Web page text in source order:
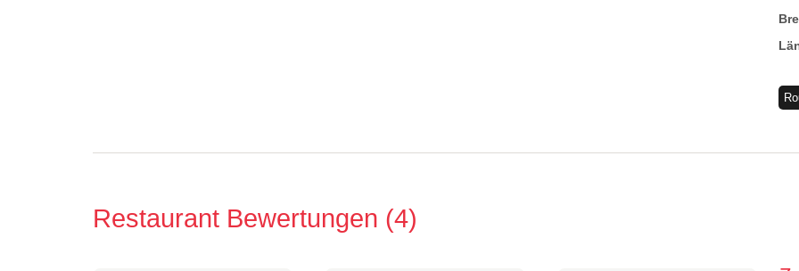
Restaurant Bewertungen 4